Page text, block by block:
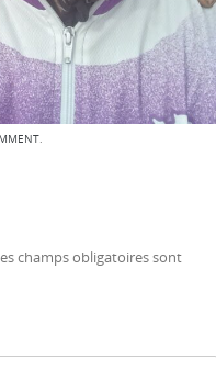
.
champs obligatoires sont